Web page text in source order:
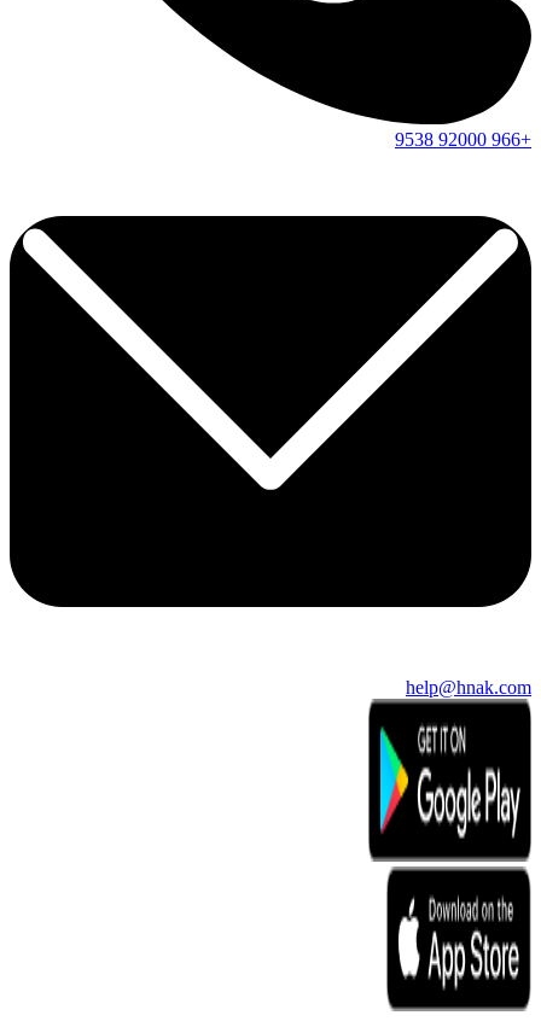
+966
92000
9538
help@hnak.com